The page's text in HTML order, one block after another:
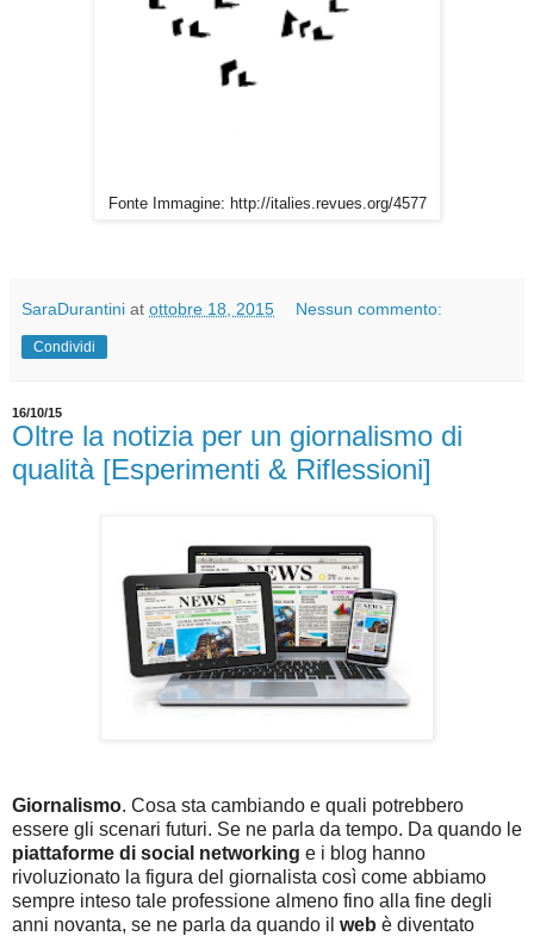
Fonte Immagine: http://italies.revues.org/4577
SaraDurantini at ottobre 18, 2015 Nessun commento:
Condividi
16/10/15
Oltre la notizia per un giornalismo di
qualità [Esperimenti & Riflessioni]
Giornalismo. Cosa sta cambiando e quali potrebbero
essere gli scenari futuri. Se ne parla da tempo. Da quando le
piattaforme di social networking e i blog hanno
rivoluzionato la figura del giornalista così come abbiamo
sempre inteso tale professione almeno fino alla fine degli
anni novanta, se ne parla da quando il web è diventato